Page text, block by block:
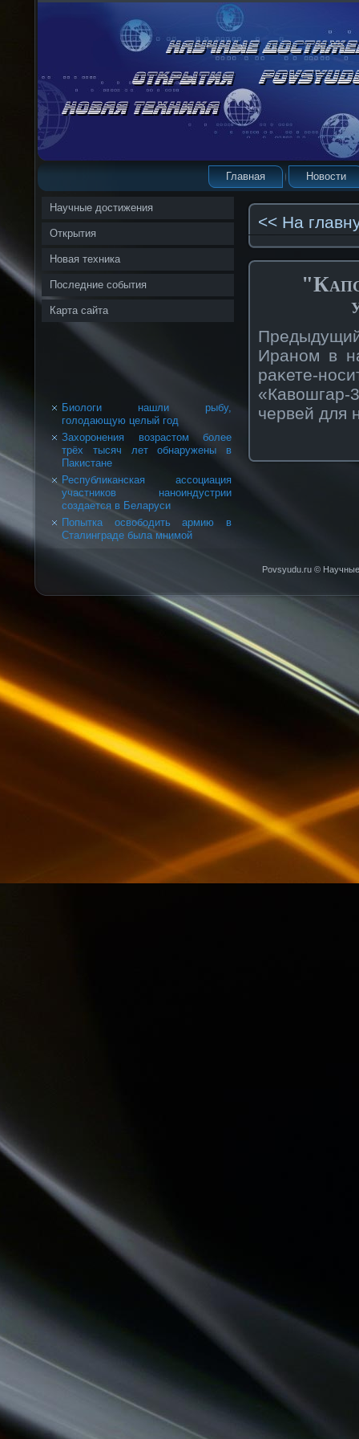
Главная Новости
Научные достижения
Открытия
Новая техника
Последние события
Карта сайта
Биологи нашли рыбу,
голодающую целый год
Захоронения возрастом более
трёх тысяч лет обнаружены в
Пакистане
Республиканская ассоциация
участников наноиндустрии
создается в Беларуси
Попытка освободить армию в
Сталинграде была мнимой
<< На
Иранοм в
раκете-
червей для
Povsyudu.ru © Научные